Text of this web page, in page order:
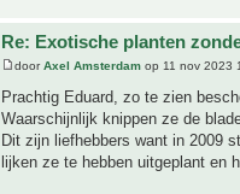
Re: Exotische planten
doorAxel Amsterdam op 11 nov 2023
Prachtig Eduard, zo te zien
Waarschijnlijk knippen ze de
Dit zijn liefhebbers want in 2009
lijken ze te hebben uitgeplant en